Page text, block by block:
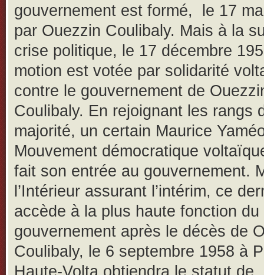
gouvernement est formé, le 17
par Ouezzin Coulibaly. Mais à la
crise politique, le 17 décembre
motion est votée par solidarité
contre le gouvernement de
Coulibaly. En rejoignant les rangs
majorité, un certain Maurice
Mouvement démocratique
fait son entrée au gouvernement.
l’Intérieur assurant l’intérim, ce
accède à la plus haute fonction du
gouvernement après le décès de
Coulibaly, le 6 septembre 1958 à
Haute-Volta obtiendra le statut de